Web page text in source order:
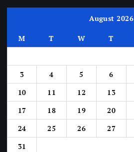
August 2026
M T W T
3
4 5 6
10
11 12 13
17
18 19 20
24
25 26 27
31